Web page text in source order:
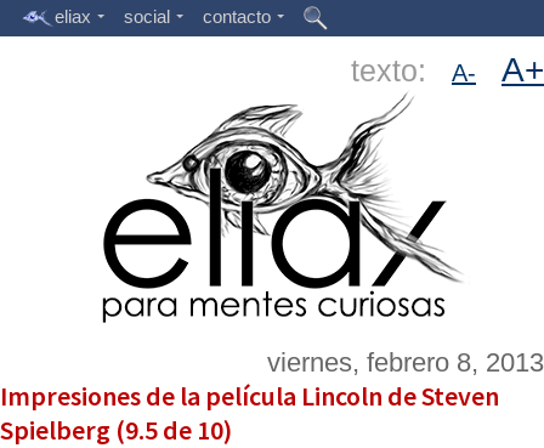
eliax social contacto
texto: A- A+
viernes, febrero 8, 2013
Impresiones de la película Lincoln de Steven
Spielberg (9.5 de 10)